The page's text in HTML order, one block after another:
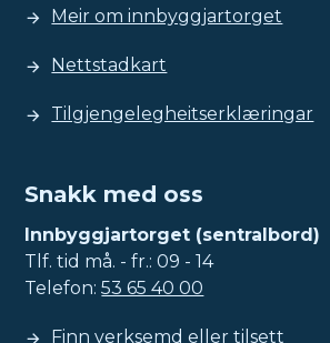
Meir om innbyggjartorget
Nettstadkart
Tilgjengelegheitserklæringar
Snakk med oss
Innbyggjartorget (sentralbord)
Tlf. tid må. - fr.: 09 - 14
Telefon:53 65 40 00
Finn verksemd eller tilsett